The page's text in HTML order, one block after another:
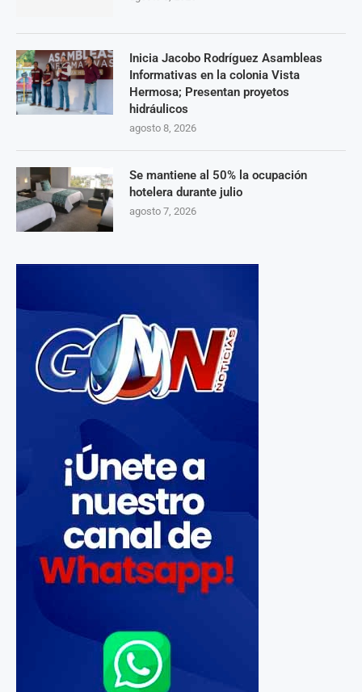
Inicia Jacobo Rodríguez Asambleas
Informativas en la colonia Vista
Hermosa; Presentan proyetos
hidráulicos
agosto 8, 2026
Se mantiene al 50% la ocupación
hotelera durante julio
agosto 7, 2026